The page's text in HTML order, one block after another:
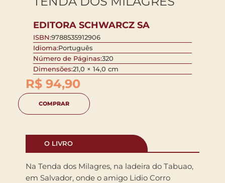
EDITORA SCHWARCZ SA
ISBN:9788535912906
Idioma:Português
Número de Páginas:320
Dimensões:21,0 × 14,0 cm
R$ 94,90
COMPRAR
O LIVRO
Na Tenda dos Milagres, na ladeira do Tabuao,
em Salvador, onde o amigo Lidio Corro